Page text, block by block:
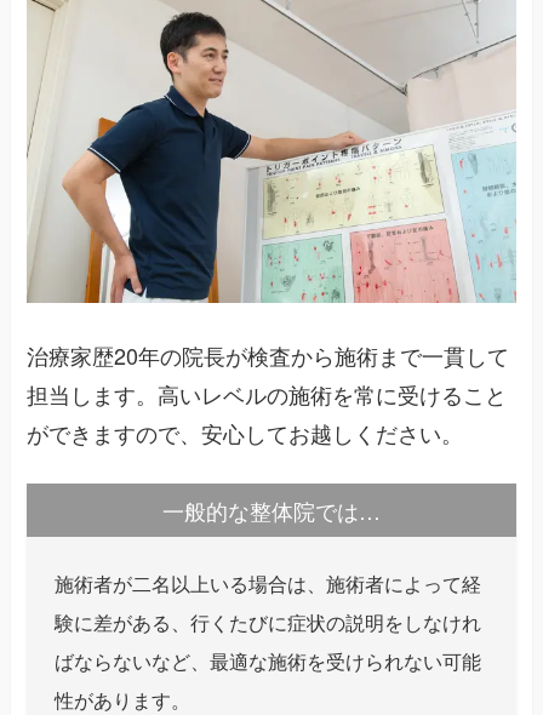
治療家歴20年の院長が検査から施術まで一貫して
担当します。高いレベルの施術を常に受けること
ができますので、安心してお越しください。
一般的な整体院では…
施術者が二名以上いる場合は、施術者によって経
験に差がある、行くたびに症状の説明をしなけれ
ばならないなど、最適な施術を受けられない可能
性があります。